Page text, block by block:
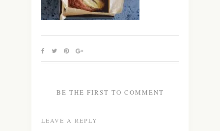
BE THE FIRST TO COMMENT
LEAVE A REPLY